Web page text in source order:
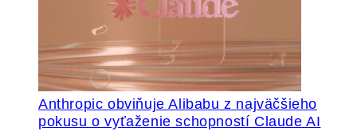
Anthropic obviňuje Alibabu z najväčšieho
pokusu o vyťaženie schopností Claude AI